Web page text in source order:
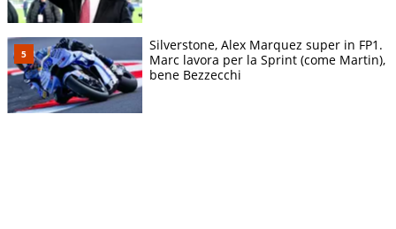
Silverstone, Alex Marquez super in FP1.
Marc lavora per la Sprint (come Martin),
bene Bezzecchi